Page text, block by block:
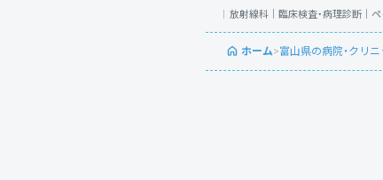
放射線科｜ 臨床検査・病理診断｜ ペ
ホーム>富山県の病院・クリニ